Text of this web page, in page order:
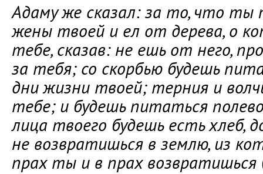
Адаму же сказал: за то, что ты
жены твоей и ел от дерева, о
тебе, сказав: не ешь от него,
за тебя; со скорбью будешь
дни жизни твоей; терния и
тебе; и будешь питаться
лица твоего будешь есть хлеб,
не возвратишься в землю, из
прах ты и в прах возвратишься